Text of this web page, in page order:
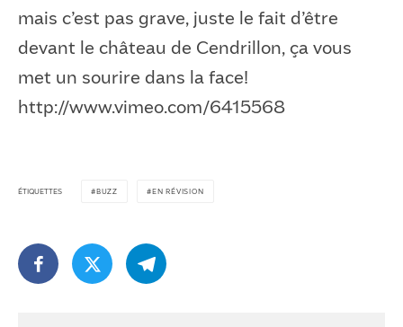
mais c’est pas grave, juste le fait d’être
devant le château de Cendrillon, ça vous
met un sourire dans la face!
http://www.vimeo.com/6415568
ÉTIQUETTES BUZZ EN RÉVISION